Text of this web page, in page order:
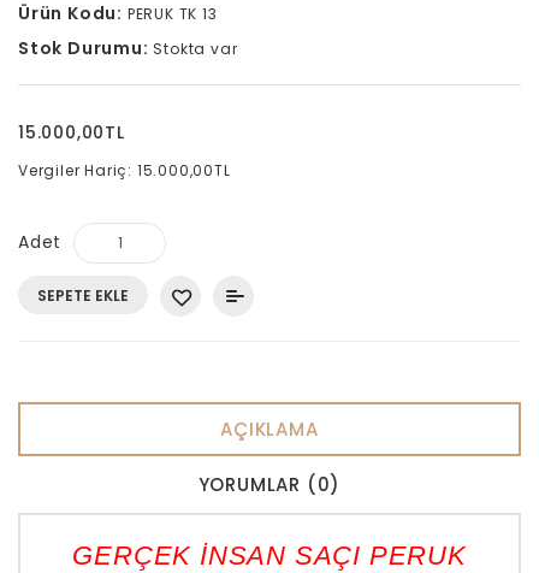
Ürün Kodu: PERUK TK 13
Stok Durumu: Stokta var
15.000,00TL
Vergiler Hariç: 15.000,00TL
Adet
SEPETE EKLE
AÇIKLAMA
YORUMLAR (0)
GERÇEK İNSAN SAÇI PERUK